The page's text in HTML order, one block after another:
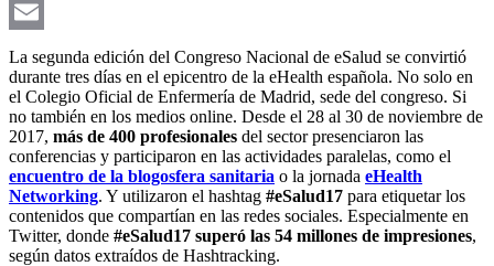
Pinterest
Email
La segunda edición del Congreso Nacional de eSalud se convirtió
durante tres días en el epicentro de la eHealth española. No solo en
el Colegio Oficial de Enfermería de Madrid, sede del congreso. Si
no también en los medios online. Desde el 28 al 30 de noviembre de
2017, más de 400 profesionales del sector presenciaron las
conferencias y participaron en las actividades paralelas, como el
encuentro de la blogosfera sanitaria o la jornada eHealth
Networking. Y utilizaron el hashtag #eSalud17 para etiquetar los
contenidos que compartían en las redes sociales. Especialmente en
Twitter, donde #eSalud17 superó las 54 millones de impresiones,
según datos extraídos de Hashtracking.